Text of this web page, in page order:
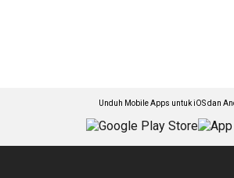
Unduh Mobile Apps untuk iOS dan